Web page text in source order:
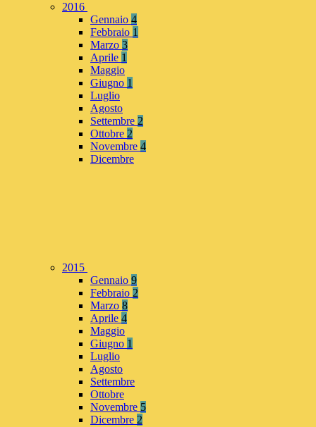
2016
Gennaio 4
Febbraio 1
Marzo 3
Aprile 1
Maggio
Giugno 1
Luglio
Agosto
Settembre 2
Ottobre 2
Novembre 4
Dicembre
2015
Gennaio 9
Febbraio 2
Marzo 8
Aprile 4
Maggio
Giugno 1
Luglio
Agosto
Settembre
Ottobre
Novembre 5
Dicembre 2